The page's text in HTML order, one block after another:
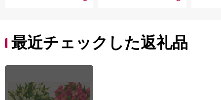
便利 サステナブル エ
コ トイレットペーパ
最近チェックした返礼品